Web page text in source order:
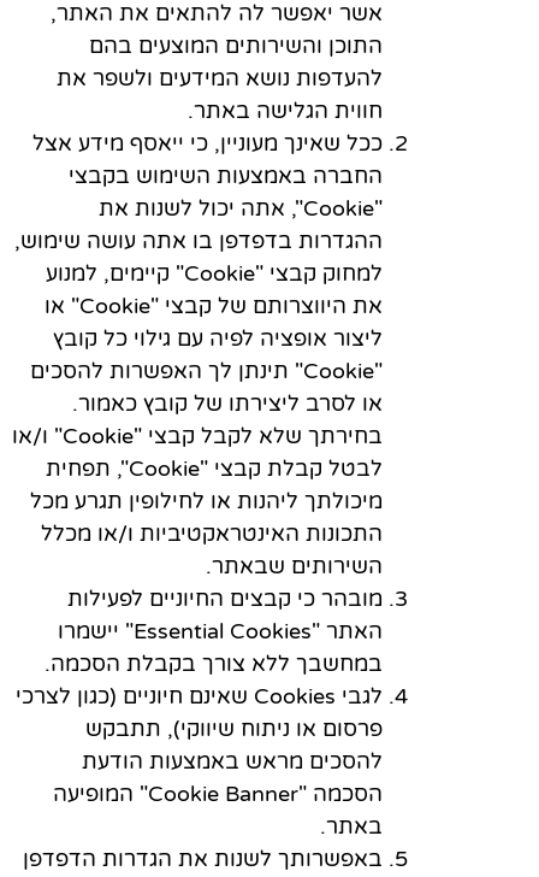
אשר יאפשר לה להתאים את האתר,
התוכן והשירותים המוצעים בהם
להעדפות נושא המידעים ולשפר את
חווית הגלישה באתר.
ככל שאינך מעוניין, כי ייאסף מידע אצל
החברה באמצעות השימוש בקבצי
"Cookie", אתה יכול לשנות את
ההגדרות בדפדפן בו אתה עושה שימוש,
למחוק קבצי "Cookie" קיימים, למנוע
את היווצרותם של קבצי "Cookie" או
ליצור אופציה לפיה עם גילוי כל קובץ
"Cookie" תינתן לך האפשרות להסכים
או לסרב ליצירתו של קובץ כאמור.
בחירתך שלא לקבל קבצי "Cookie" ו/או
לבטל קבלת קבצי "Cookie", תפחית
מיכולתך ליהנות או לחילופין תגרע מכל
התכונות האינטראקטיביות ו/או מכלל
השירותים שבאתר.
מובהר כי קבצים החיוניים לפעילות
האתר "Essential Cookies" יישמרו
במחשבך ללא צורך בקבלת הסכמה.
לגבי Cookies שאינם חיוניים (כגון לצרכי
פרסום או ניתוח שיווקי), תתבקש
להסכים מראש באמצעות הודעת
הסכמה "Cookie Banner" המופיעה
באתר.
באפשרותך לשנות את הגדרות הדפדפן